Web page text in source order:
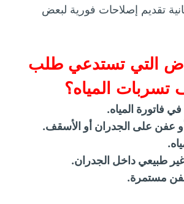
تقديم إصلاحات فورية لبعض
التي تستدعي طلب
المياه؟
فاتورة المياه.
عفن على الجدران أو الأسقف.
طبيعي داخل الجدران.
مستمرة.